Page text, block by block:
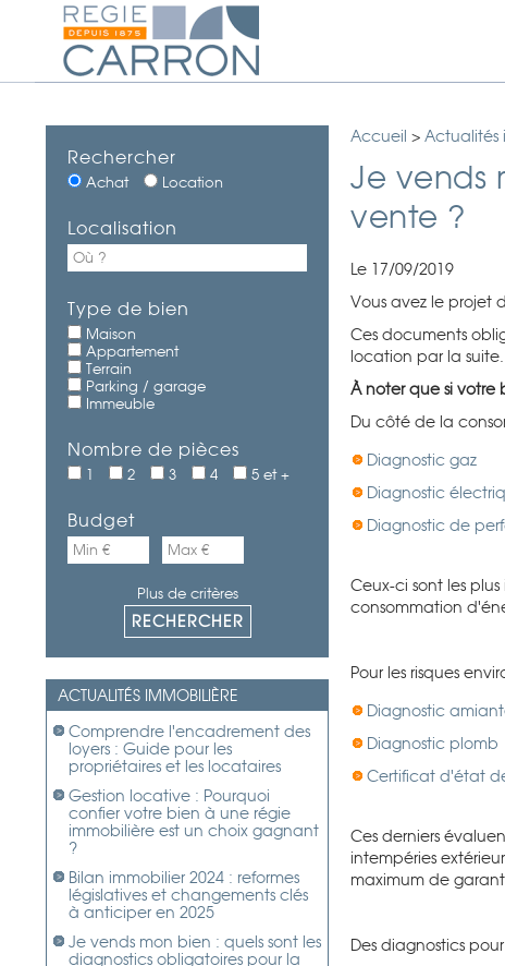
Rechercher
Achat Location
Localisation
Type de bien
Maison
Appartement
Terrain
Parking / garage
Immeuble
Nombre de pièces
1 2 3 4 5 et +
Budget
Plus de critères
ACTUALITÉS IMMOBILIÈRE
Comprendre l'encadrement des
loyers : Guide pour les
propriétaires et les locataires
Gestion locative : Pourquoi
confier votre bien à une régie
immobilière est un choix gagnant
?
Bilan immobilier 2024 : reformes
législatives et changements clés
à anticiper en 2025
Je vends mon bien : quels sont les
diagnostics obligatoires pour la
Accueil > Actualités
Je vends
vente ?
Le 17/09/2019
Vous avez le projet
Ces documents
location par la suite.
À noter que si votre
Du côté de la
Diagnostic gaz
Diagnostic
Diagnostic de
Ceux-ci sont les
consommation
Pour les risques
Diagnostic
Diagnostic plomb
Certificat d'état
Ces derniers
intempéries
maximum de
Des diagnostics